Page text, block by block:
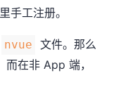
里手工注册。
nvue
文件。那么
在非 App 端，